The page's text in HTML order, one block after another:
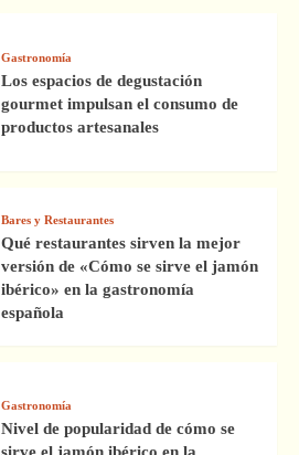
Gastronomía
Los espacios de degustación
gourmet impulsan el consumo de
productos artesanales
Bares y Restaurantes
Qué restaurantes sirven la mejor
versión de «Cómo se sirve el jamón
ibérico» en la gastronomía
española
Gastronomía
Nivel de popularidad de cómo se